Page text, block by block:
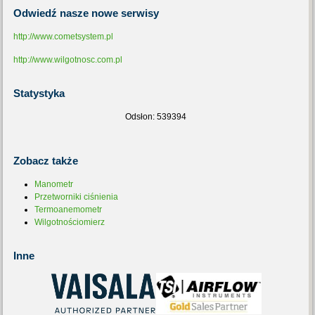
Odwiedź nasze nowe serwisy
http://www.cometsystem.pl
http://www.wilgotnosc.com.pl
Statystyka
Odsłon: 539394
Zobacz także
Manometr
Przetworniki ciśnienia
Termoanemometr
Wilgotnościomierz
Inne